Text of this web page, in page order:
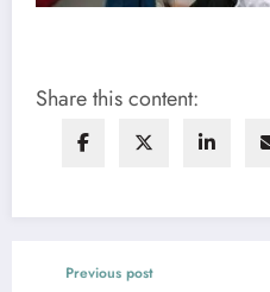
Share this content:
Previous post